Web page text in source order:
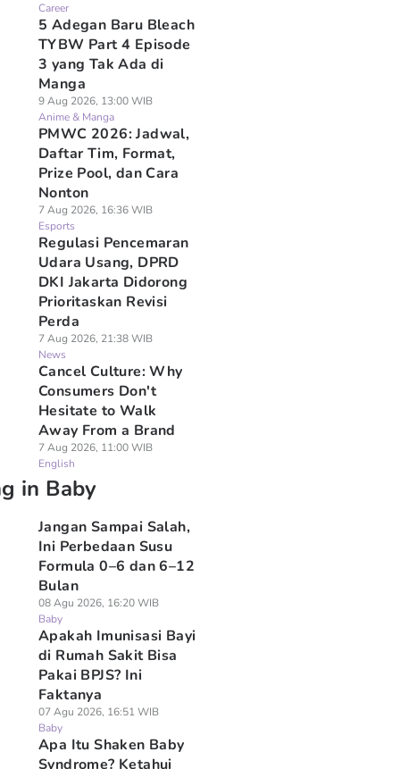
Career
5 Adegan Baru Bleach
TYBW Part 4 Episode
3 yang Tak Ada di
Manga
9 Aug 2026, 13:00 WIB
Anime & Manga
PMWC 2026: Jadwal,
Daftar Tim, Format,
Prize Pool, dan Cara
Nonton
7 Aug 2026, 16:36 WIB
Esports
Regulasi Pencemaran
Udara Usang, DPRD
DKI Jakarta Didorong
Prioritaskan Revisi
Perda
7 Aug 2026, 21:38 WIB
News
Cancel Culture: Why
Consumers Don't
Hesitate to Walk
Away From a Brand
7 Aug 2026, 11:00 WIB
English
in Baby
Jangan Sampai Salah,
Ini Perbedaan Susu
Formula 0–6 dan 6–12
Bulan
08 Agu 2026, 16:20 WIB
Baby
Apakah Imunisasi Bayi
di Rumah Sakit Bisa
Pakai BPJS? Ini
Faktanya
07 Agu 2026, 16:51 WIB
Baby
Apa Itu Shaken Baby
Syndrome? Ketahui